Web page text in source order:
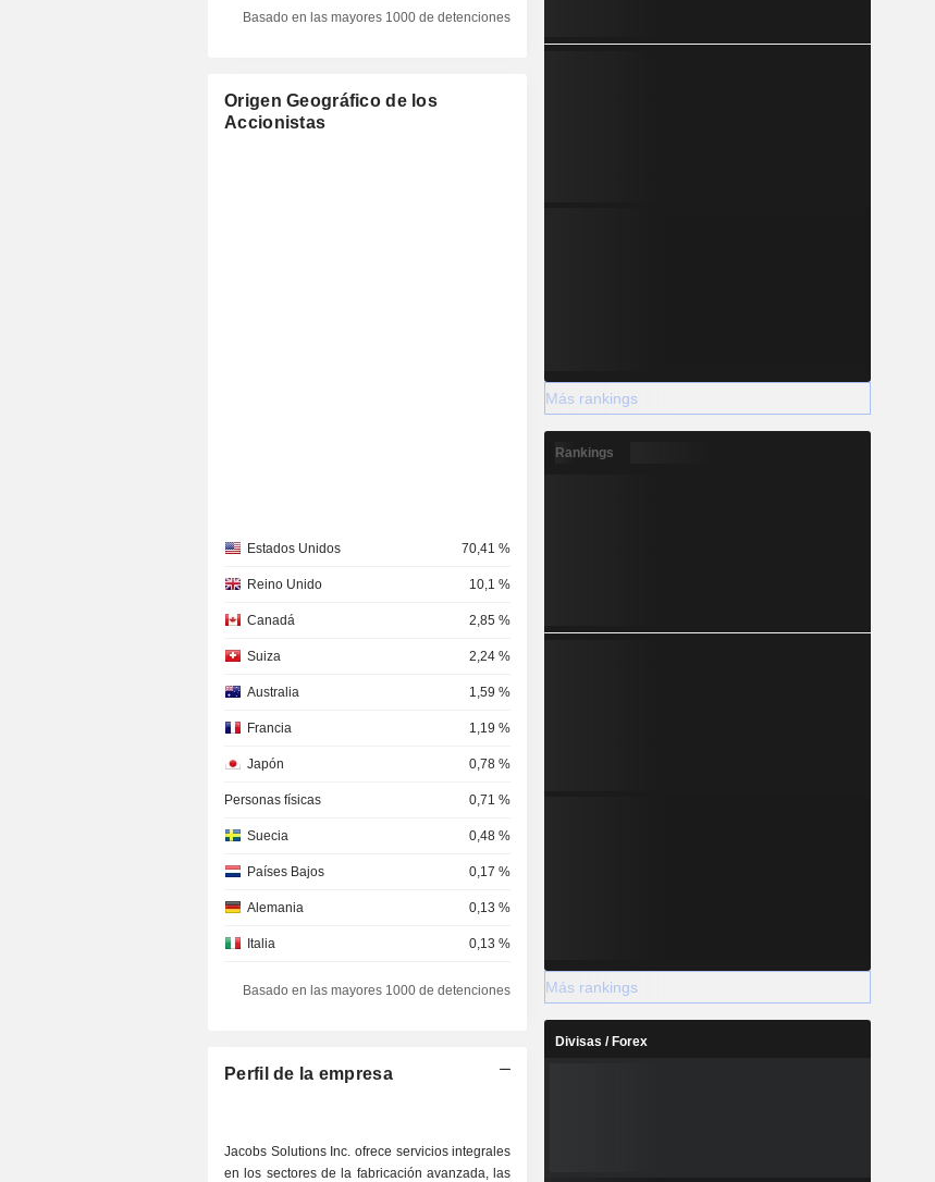
Basado en las mayores 1000 de detenciones
Origen Geográfico de los
Accionistas
Estados Unidos 70,41 %
Reino Unido 10,1 %
Canadá 2,85 %
Suiza 2,24 %
Australia 1,59 %
Francia 1,19 %
Japón 0,78 %
Personas físicas 0,71 %
Suecia 0,48 %
Países Bajos 0,17 %
Alemania 0,13 %
Italia 0,13 %
Dinamarca 0,07 %
Basado en las mayores 1000 de detenciones
Perfil de la empresa
Jacobs Solutions Inc. ofrece servicios integrales
en los sectores de la fabricación avanzada, las
Más rankings
Rankings
Más rankings
Divisas / Forex